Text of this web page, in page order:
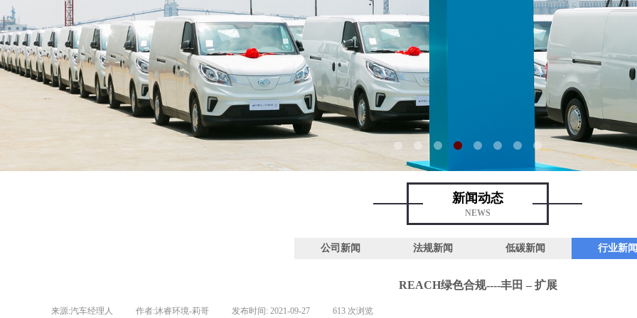
新闻动态
NEWS
公司新闻 法规新闻 低碳新闻 行业新闻
REACH绿色合规----丰田 – 扩展
来源:汽车经理人 作者:沐睿环境-莉哥 发布时间: 2021-09-27 613 次浏览